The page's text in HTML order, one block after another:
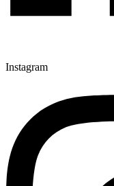
Instagram